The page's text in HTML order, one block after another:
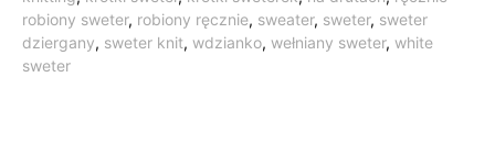
robiony sweter, robiony ręcznie, sweater, sweter, sweter
dziergany, sweter knit, wdzianko, wełniany sweter, white
sweter